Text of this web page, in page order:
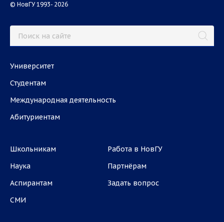
© НовГУ 1993- 2026
Университет
Студентам
Международная деятельность
Абитуриентам
Школьникам
Наука
Аспирантам
СМИ
Работа в НовГУ
Партнёрам
Задать вопрос